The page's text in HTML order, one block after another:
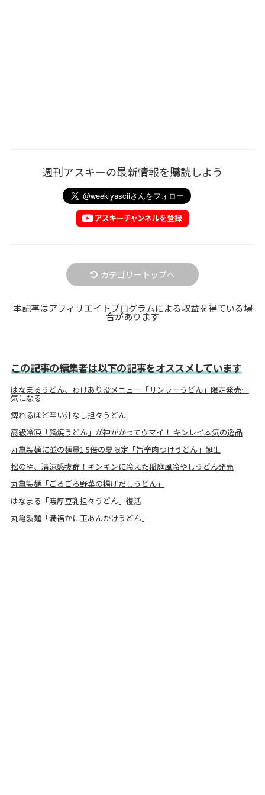
週刊アスキーの最新情報を購読しよう
カテゴリートップへ
本記事はアフィリエイトプログラムによる収益を得ている場
合があります
この記事の編集者は以下の記事をオススメしています
はなまるうどん、わけあり没メニュー「サンラーうどん」限定発売…
気になる
痺れるほど辛い汁なし担々うどん
高級冷凍「鍋焼うどん」が神がかってウマイ！ キンレイ本気の逸品
丸亀製麺に並の麺量1.5倍の夏限定「旨辛肉つけうどん」誕生
松のや、清涼感抜群！キンキンに冷えた稲庭風冷やしうどん発売
丸亀製麺「ごろごろ野菜の揚げだしうどん」
はなまる「濃厚豆乳担々うどん」復活
丸亀製麺「満福かに玉あんかけうどん」